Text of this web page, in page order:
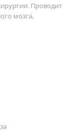
Проводит
мозга,